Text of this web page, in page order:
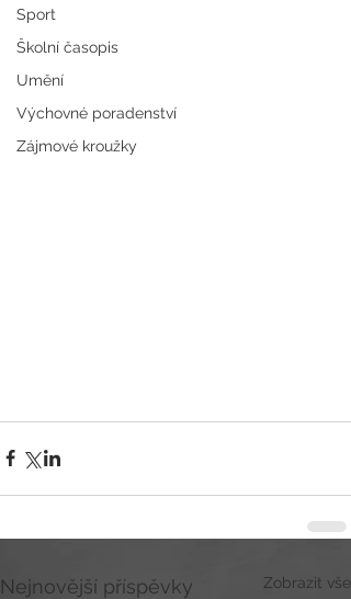
Sport
Školní časopis
Umění
Výchovné poradenství
Zájmové kroužky
Nejnovější příspěvky Zobrazit vše